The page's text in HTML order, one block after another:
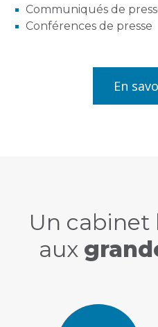
Communiqués de
Conférences de presse
En
Un cabinet
aux